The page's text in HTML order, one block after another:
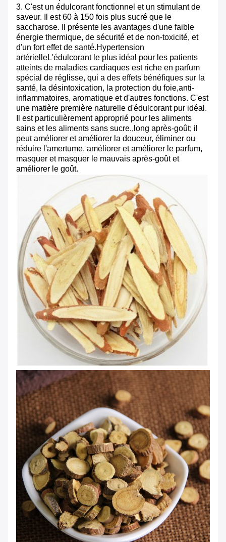
3. C'est un édulcorant fonctionnel et un stimulant de
saveur. Il est 60 à 150 fois plus sucré que le
saccharose. Il présente les avantages d'une faible
énergie thermique, de sécurité et de non-toxicité, et
d'un fort effet de santé.Hypertension
artérielleL'édulcorant le plus idéal pour les patients
atteints de maladies cardiaques est riche en parfum
spécial de réglisse, qui a des effets bénéfiques sur la
santé, la désintoxication, la protection du foie,anti-
inflammatoires, aromatique et d'autres fonctions. C'est
une matière première naturelle d'édulcorant pur idéal.
Il est particulièrement approprié pour les aliments
sains et les aliments sans sucre.,long après-goût; il
peut améliorer et améliorer la douceur, éliminer ou
réduire l'amertume, améliorer et améliorer le parfum,
masquer et masquer le mauvais après-goût et
améliorer le goût.